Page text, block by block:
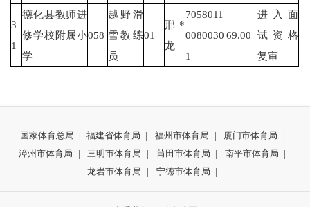
3
1
德化县教师进
修学校附属小
学
058
越野滑
雪教练
员
01
邢*
龙
7058011
0080030
1
69.00
进入面
试资格
复审
国家体育总局 | 福建省体育局 | 福州市体育局 | 厦门市体育局
|
漳州市体育局
| 三明市体育局 | 莆田市体育局 | 南平市体育局 |
龙岩市体育局
| 宁德市体育局 |